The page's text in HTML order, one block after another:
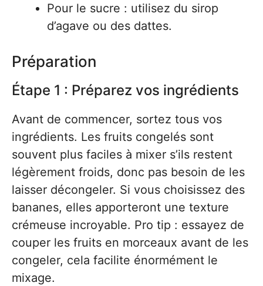
Pour le sucre : utilisez du sirop
d’agave ou des dattes.
Préparation
Étape 1 : Préparez vos ingrédients
Avant de commencer, sortez tous vos
ingrédients. Les fruits congelés sont
souvent plus faciles à mixer s’ils restent
légèrement froids, donc pas besoin de les
laisser décongeler. Si vous choisissez des
bananes, elles apporteront une texture
crémeuse incroyable. Pro tip : essayez de
couper les fruits en morceaux avant de les
congeler, cela facilite énormément le
mixage.